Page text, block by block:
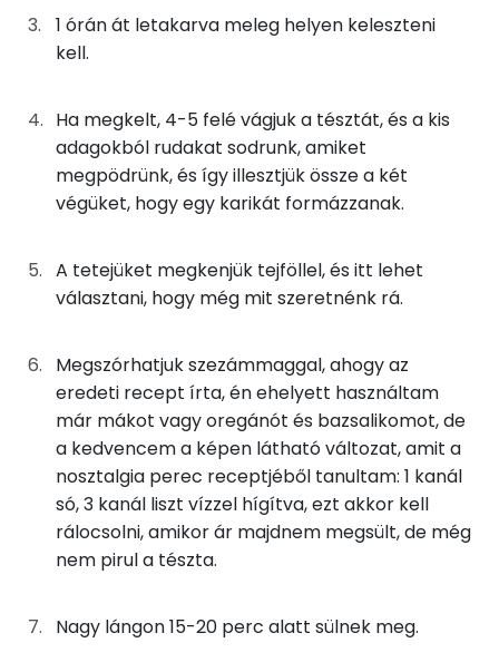
38g tej
21 kcal
55g
4gsó
0 kcal
23gmargarin 161 kcal
20gtejföl
40 kcal
23g finomliszt
82 kcal
8gvíz
0 kcal
1g szezámmag
6 kcal
0g bazsalikom 0 kcal
Összesen 809 kcal
Kálcium
Magnézium
TOP vitaminok
Kolin:
Niacin - B3 vitamin:
Riboflavin - B2 vitamin:
Tiamin - B1 vitamin:
Fehérje
Összesen 22.9 g
1 órán át letakarva meleg helyen keleszteni
kell.
Ha megkelt, 4-5 felé vágjuk a tésztát, és a kis
adagokból rudakat sodrunk, amiket
megpödrünk, és így illesztjük össze a két
végüket, hogy egy karikát formázzanak.
A tetejüket megkenjük tejföllel, és itt lehet
választani, hogy még mit szeretnénk rá.
Megszórhatjuk szezámmaggal, ahogy az
eredeti recept írta, én ehelyett használtam
már mákot vagy oregánót és bazsalikomot, de
a kedvencem a képen látható változat, amit a
nosztalgia perec receptjéből tanultam: 1 kanál
só, 3 kanál liszt vízzel hígítva, ezt akkor kell
rálocsolni, amikor ár majdnem megsült, de még
nem pirul a tészta.
Nagy lángon 15-20 perc alatt sülnek meg.